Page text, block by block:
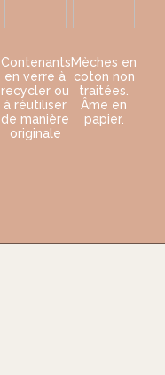
Contenants
en verre à
recycler ou
à réutiliser
de manière
originale
Mèches en
coton non
traitées.
Âme en
papier.